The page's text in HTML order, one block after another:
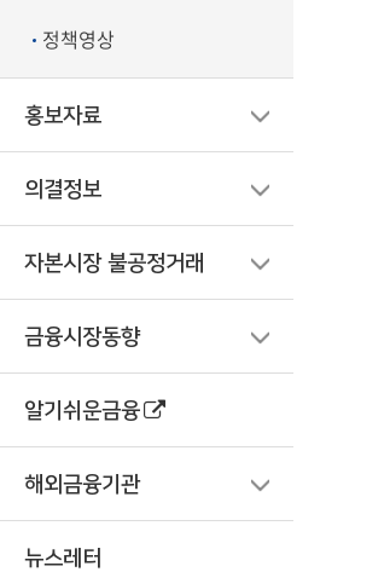
정책영상
홍보자료
의결정보
자본시장 불공정거래
금융시장동향
알기쉬운금융
해외금융기관
뉴스레터